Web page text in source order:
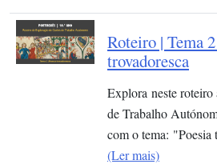
Roteiro | Tema
trovadoresca
Explora neste roteiro
de Trabalho
com o tema:
(Ler mais)